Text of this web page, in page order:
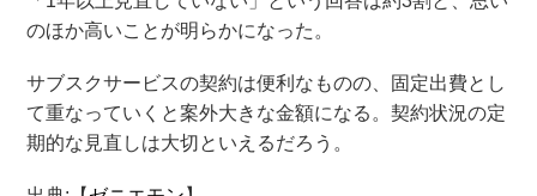
のほか高いことが明らかになった。
サブスクサービスの契約は便利なものの、固定出費とし
て重なっていくと案外大きな金額になる。契約状況の定
期的な見直しは大切といえるだろう。